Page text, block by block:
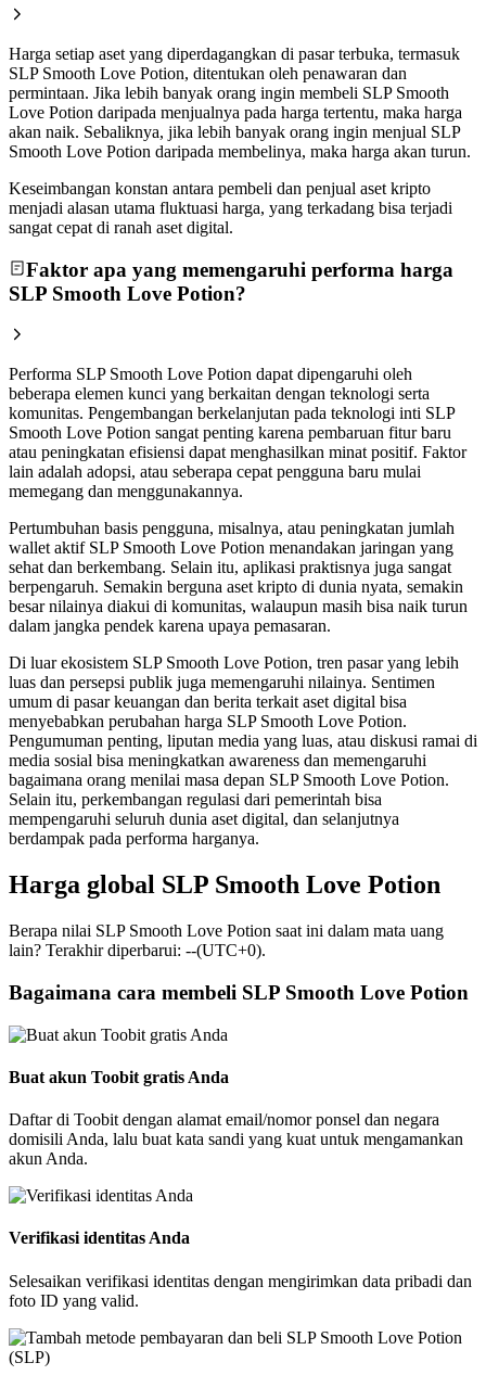
Harga setiap aset yang diperdagangkan di pasar terbuka, termasuk
SLP Smooth Love Potion, ditentukan oleh penawaran dan
permintaan. Jika lebih banyak orang ingin membeli SLP Smooth
Love Potion daripada menjualnya pada harga tertentu, maka harga
akan naik. Sebaliknya, jika lebih banyak orang ingin menjual SLP
Smooth Love Potion daripada membelinya, maka harga akan turun.
Keseimbangan konstan antara pembeli dan penjual aset kripto
menjadi alasan utama fluktuasi harga, yang terkadang bisa terjadi
sangat cepat di ranah aset digital.
Faktor apa yang memengaruhi performa harga
SLP Smooth Love Potion?
Performa SLP Smooth Love Potion dapat dipengaruhi oleh
beberapa elemen kunci yang berkaitan dengan teknologi serta
komunitas. Pengembangan berkelanjutan pada teknologi inti SLP
Smooth Love Potion sangat penting karena pembaruan fitur baru
atau peningkatan efisiensi dapat menghasilkan minat positif. Faktor
lain adalah adopsi, atau seberapa cepat pengguna baru mulai
memegang dan menggunakannya.
Pertumbuhan basis pengguna, misalnya, atau peningkatan jumlah
wallet aktif SLP Smooth Love Potion menandakan jaringan yang
sehat dan berkembang. Selain itu, aplikasi praktisnya juga sangat
berpengaruh. Semakin berguna aset kripto di dunia nyata, semakin
besar nilainya diakui di komunitas, walaupun masih bisa naik turun
dalam jangka pendek karena upaya pemasaran.
Di luar ekosistem SLP Smooth Love Potion, tren pasar yang lebih
luas dan persepsi publik juga memengaruhi nilainya. Sentimen
umum di pasar keuangan dan berita terkait aset digital bisa
menyebabkan perubahan harga SLP Smooth Love Potion.
Pengumuman penting, liputan media yang luas, atau diskusi ramai di
media sosial bisa meningkatkan awareness dan memengaruhi
bagaimana orang menilai masa depan SLP Smooth Love Potion.
Selain itu, perkembangan regulasi dari pemerintah bisa
mempengaruhi seluruh dunia aset digital, dan selanjutnya
berdampak pada performa harganya.
Harga global SLP Smooth Love Potion
Berapa nilai SLP Smooth Love Potion saat ini dalam mata uang
lain? Terakhir diperbarui: --(UTC+0).
Bagaimana cara membeli SLP Smooth Love Potion
Buat akun Toobit gratis Anda
Daftar di Toobit dengan alamat email/nomor ponsel dan negara
domisili Anda, lalu buat kata sandi yang kuat untuk mengamankan
akun Anda.
Verifikasi identitas Anda
Selesaikan verifikasi identitas dengan mengirimkan data pribadi dan
foto ID yang valid.